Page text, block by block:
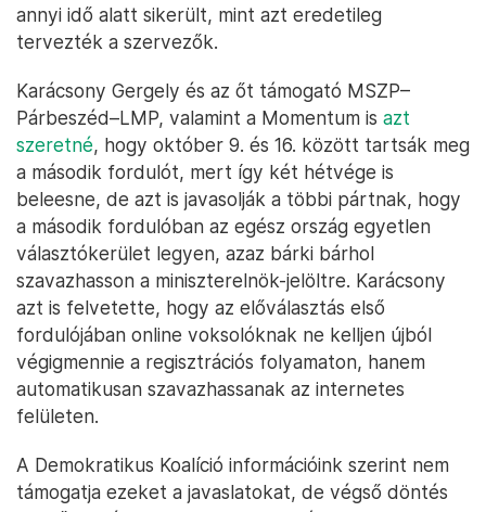
annyi idő alatt sikerült, mint azt eredetileg
tervezték a szervezők.
Karácsony Gergely és az őt támogató MSZP–
Párbeszéd–LMP, valamint a Momentum is azt
szeretné, hogy október 9. és 16. között tartsák meg
a második fordulót, mert így két hétvége is
beleesne, de azt is javasolják a többi pártnak, hogy
a második fordulóban az egész ország egyetlen
választókerület legyen, azaz bárki bárhol
szavazhasson a miniszterelnök-jelöltre. Karácsony
azt is felvetette, hogy az előválasztás első
fordulójában online voksolóknak ne kelljen újból
végigmennie a regisztrációs folyamaton, hanem
automatikusan szavazhassanak az internetes
felületen.
A Demokratikus Koalíció információink szerint nem
támogatja ezeket a javaslatokat, de végső döntés